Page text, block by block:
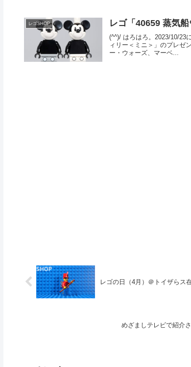
レゴSHOP レゴ「40659 蒸気
(^^)/ はろはろ。2023/10/23
ィリー＜ミニ＞」のプレゼ
ー・ウォーズ、マーベ...
レゴの日（4月）＠トイザらス
めざましテレビで紹介